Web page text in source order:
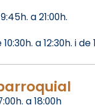
a 21:00h.
a 12:30h. i de
a 18:00h